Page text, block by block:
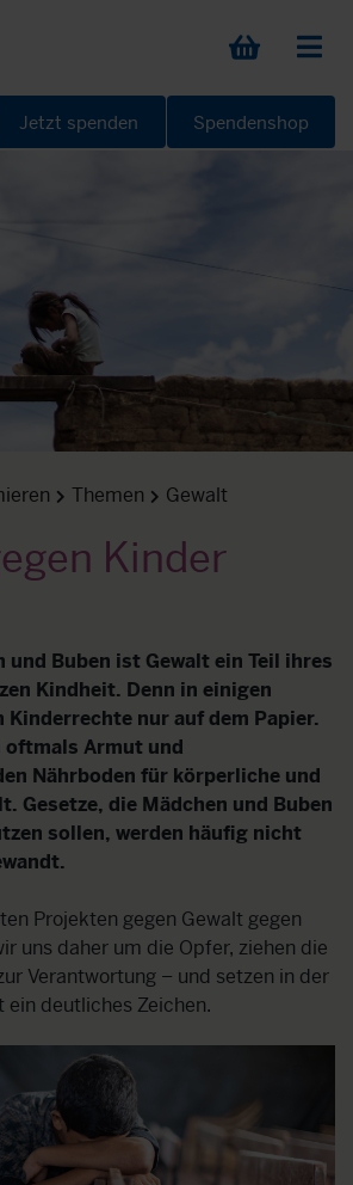
Jetzt spenden Spendenshop
Themen Gewalt
Kinder
und Buben ist Gewalt ein Teil ihres
Kindheit. Denn in einigen
Kinderrechte nur auf dem Papier.
oftmals Armut und
Nährboden für körperliche und
Gesetze, die Mädchen und Buben
sollen, werden häufig nicht
Projekten gegen Gewalt gegen
uns daher um die Opfer, ziehen die
Verantwortung – und setzen in der
deutliches Zeichen.